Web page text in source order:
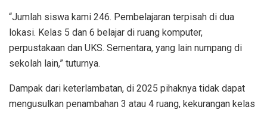
“Jumlah siswa kami 246. Pembelajaran terpisah di dua
lokasi. Kelas 5 dan 6 belajar di ruang komputer,
perpustakaan dan UKS. Sementara, yang lain numpang di
sekolah lain,” tuturnya.
Dampak dari keterlambatan, di 2025 pihaknya tidak dapat
mengusulkan penambahan 3 atau 4 ruang, kekurangan kelas